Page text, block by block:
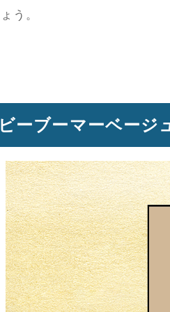
う。
ーブーマーベージ